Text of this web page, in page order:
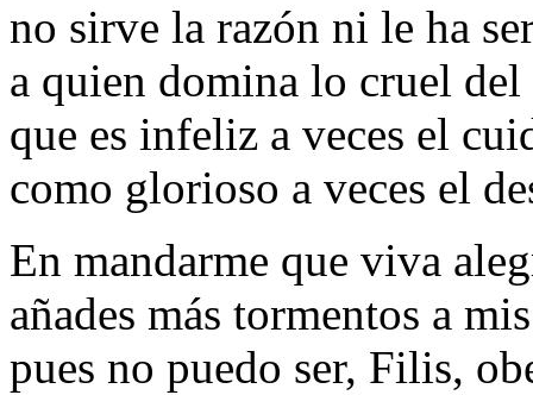
no sirve la razón ni le ha
a quien domina lo cruel del
que es infeliz a veces el
como glorioso a veces el
En mandarme que viva
añades más tormentos a
pues no puedo ser, Filis,